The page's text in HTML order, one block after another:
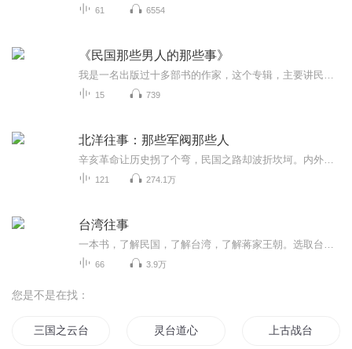
61 6554
《民国那些男人的那些事》
15 739
北洋往事：那些军阀那些人
121 274.1万
台湾往事
66 3.9万
您是不是在找：
三国之云台 灵台道心 上古战台